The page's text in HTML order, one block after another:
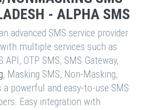
- ALPHA SMS
advanced SMS service provider
multiple services such as
API, OTP SMS, SMS Gateway,
, Masking SMS, Non-Masking,
powerful and easy-to-use SMS
Easy integration with